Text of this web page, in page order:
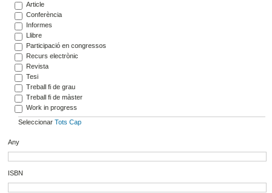
Article
Conferència
Informes
Llibre
Participació en congressos
Recurs electrònic
Revista
Tesi
Treball fi de grau
Treball fi de màster
Work in progress
Seleccionar Tots Cap
Any
ISBN